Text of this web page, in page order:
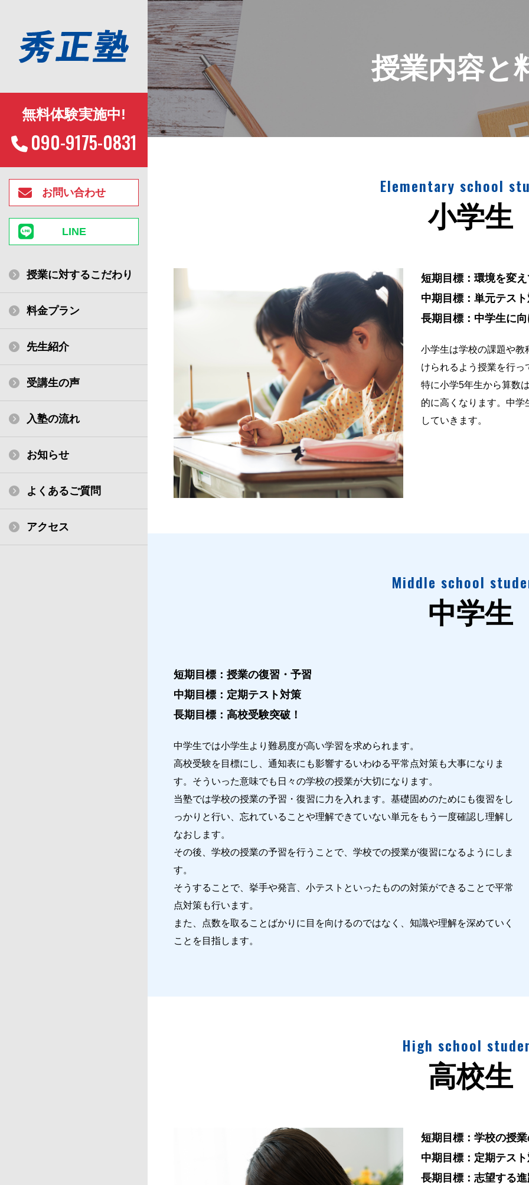
無料体験実施中!
090-9175-0831
お問い合わせ
LINE
授業に対するこだわり
料金プラン
先生紹介
受講生の声
入塾の流れ
お知らせ
よくあるご質問
アクセス
授業内容と
小学生
Elementary school
短期目標：環境を変
中期目標：単元テス
長期目標： 中学生に
小学生は学校の課題や
けられるよう授業を行っ
特に小学5年生から算数
的に高くなります。中
していきます。
中学生
Middle school
短期目標：授業の復習・予習
中期目標：定期テスト対策
長期目標：高校受験突破！
中学生では小学生より難易度が高い学習を求められます。
高校受験を目標にし、通知表にも影響するいわゆる平常点対策も大事になりま
す。そういった意味でも日々の学校の授業が大切になります。
当塾では学校の授業の予習・復習に力を入れます。基礎固めのためにも復習をし
っかりと行い、忘れていることや理解できていない単元をもう一度確認し理解し
なおします。
その後、学校の授業の予習を行うことで、学校での授業が復習になるようにしま
す。
そうすることで、挙手や発言、小テストといったものの対策ができることで平常
点対策も行います。
また、点数を取ることばかりに目を向けるのではなく、知識や理解を深めていく
ことを目指します。
高校生
High school
短期目標：学校の授
中期目標：定期テス
長期目標：志望する